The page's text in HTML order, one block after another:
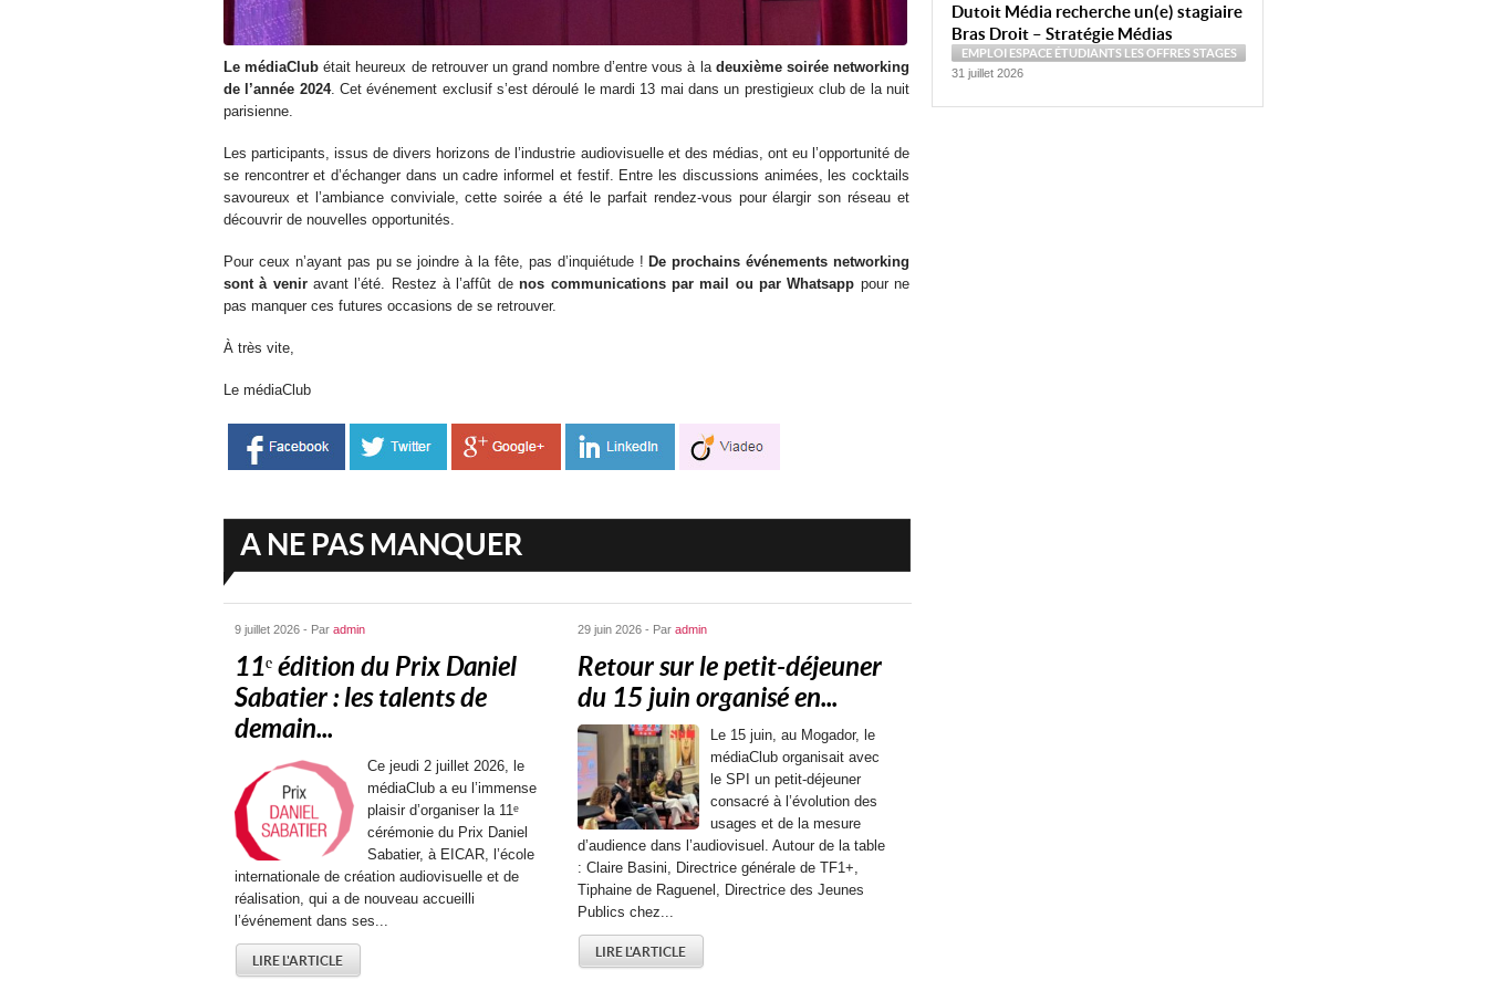
Le médiaClub était heureux de retrouver un grand nombre d’entre vous à la deuxième soirée networking
de l’année 2024. Cet événement exclusif s’est déroulé le mardi 13 mai dans un prestigieux club de la nuit
parisienne.
Les participants, issus de divers horizons de l’industrie audiovisuelle et des médias, ont eu l’opportunité de
se rencontrer et d’échanger dans un cadre informel et festif. Entre les discussions animées, les cocktails
savoureux et l’ambiance conviviale, cette soirée a été le parfait rendez-vous pour élargir son réseau et
découvrir de nouvelles opportunités.
Pour ceux n’ayant pas pu se joindre à la fête, pas d’inquiétude !De prochains événements networking
sont à veniravant l’été. Restez à l’affût denos communications par mail ou par Whatsapp pour ne
pas manquer ces futures occasions de se retrouver.
À très vite,
Le médiaClub
A NE PAS MANQUER
9 juillet 2026 - Par admin
11ᵉ édition du Prix Daniel
Sabatier : les talents de
demain...
Ce jeudi 2 juillet 2026, le
médiaClub a eu l’immense
plaisir d’organiser la 11ᵉ
cérémonie du Prix Daniel
Sabatier, à EICAR, l’école
internationale de création audiovisuelle et de
réalisation, qui a de nouveau accueilli
l’événement dans ses...
LIRE L'ARTICLE
29 juin 2026 - Par admin
Retour sur le petit-déjeuner
du 15 juin organisé en...
Le 15 juin, au Mogador, le
médiaClub organisait avec
le SPI un petit-déjeuner
consacré à l’évolution des
usages et de la mesure
d’audience dans l’audiovisuel. Autour de la table
: Claire Basini, Directrice générale de TF1+,
Tiphaine de Raguenel, Directrice des Jeunes
Publics chez...
LIRE L'ARTICLE
Dutoit Média recherche un(e) stagiaire
Bras Droit – Stratégie Médias
EMPLOI ESPACE ÉTUDIANTS LES OFFRESSTAGES
31 juillet 2026